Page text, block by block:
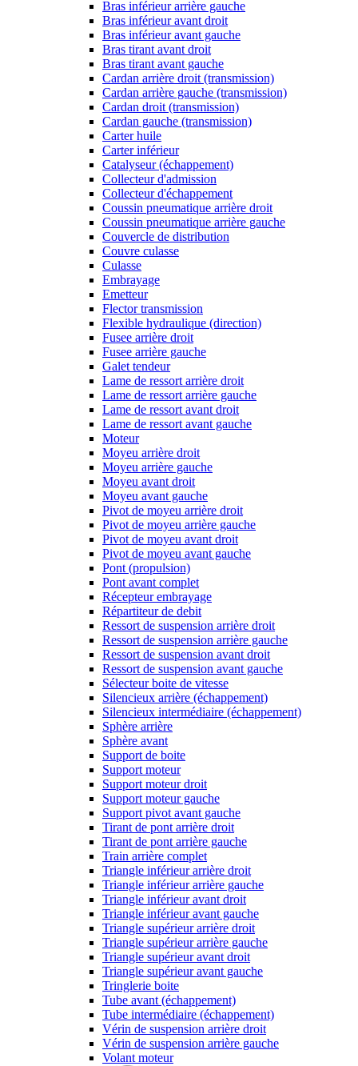
Bras inférieur arrière gauche
Bras inférieur avant droit
Bras inférieur avant gauche
Bras tirant avant droit
Bras tirant avant gauche
Cardan arrière droit (transmission)
Cardan arrière gauche (transmission)
Cardan droit (transmission)
Cardan gauche (transmission)
Carter huile
Carter inférieur
Catalyseur (échappement)
Collecteur d'admission
Collecteur d'échappement
Coussin pneumatique arrière droit
Coussin pneumatique arrière gauche
Couvercle de distribution
Couvre culasse
Culasse
Embrayage
Emetteur
Flector transmission
Flexible hydraulique (direction)
Fusee arrière droit
Fusee arrière gauche
Galet tendeur
Lame de ressort arrière droit
Lame de ressort arrière gauche
Lame de ressort avant droit
Lame de ressort avant gauche
Moteur
Moyeu arrière droit
Moyeu arrière gauche
Moyeu avant droit
Moyeu avant gauche
Pivot de moyeu arrière droit
Pivot de moyeu arrière gauche
Pivot de moyeu avant droit
Pivot de moyeu avant gauche
Pont (propulsion)
Pont avant complet
Récepteur embrayage
Répartiteur de debit
Ressort de suspension arrière droit
Ressort de suspension arrière gauche
Ressort de suspension avant droit
Ressort de suspension avant gauche
Sélecteur boite de vitesse
Silencieux arrière (échappement)
Silencieux intermédiaire (échappement)
Sphère arrière
Sphère avant
Support de boite
Support moteur
Support moteur droit
Support moteur gauche
Support pivot avant gauche
Tirant de pont arrière droit
Tirant de pont arrière gauche
Train arrière complet
Triangle inférieur arrière droit
Triangle inférieur arrière gauche
Triangle inférieur avant droit
Triangle inférieur avant gauche
Triangle supérieur arrière droit
Triangle supérieur arrière gauche
Triangle supérieur avant droit
Triangle supérieur avant gauche
Tringlerie boite
Tube avant (échappement)
Tube intermédiaire (échappement)
Vérin de suspension arrière droit
Vérin de suspension arrière gauche
Volant moteur